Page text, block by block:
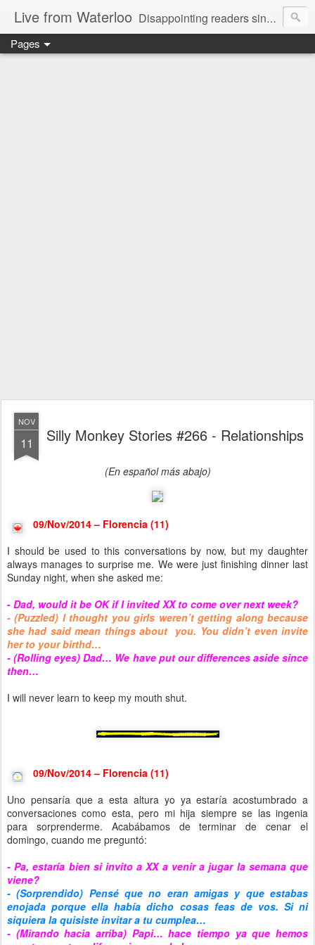
Live from Waterloo Disappointing readers since 2006
Pages
NOV
11 Silly Monkey Stories #266 - Relationships
(En español más abajo)
09/Nov/2014 – Florencia (11)
I should be used to this conversations by now, but my daughter
always manages to surprise me. We were just finishing dinner last
Sunday night, when she asked me:
- Dad, would it be OK if I invited XX to come over next week?
- (Puzzled) I thought you girls weren’t getting along because
she had said mean things about you. You didn’t even invite
her to your birthd…
- (Rolling eyes) Dad… We have put our differences aside since
then…
I will never learn to keep my mouth shut.
09/Nov/2014 – Florencia (11)
Uno pensaría que a esta altura yo ya estaría acostumbrado a
conversaciones como esta, pero mi hija siempre se las ingenia
para sorprenderme. Acabábamos de terminar de cenar el
domingo, cuando me preguntó:
- Pa, estaría bien si invito a XX a venir a jugar la semana que
viene?
- (Sorprendido) Pensé que no eran amigas y que estabas
enojada porque ella había dicho cosas feas de vos. Si ni
siquiera la quisiste invitar a tu cumplea…
- (Mirando hacia arriba) Papi… hace tiempo ya que hemos